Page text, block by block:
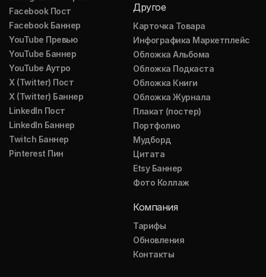
Facebook Пост
Facebook Баннер
YouTube Превью
YouTube Баннер
YouTube Аутро
X (Twitter) Пост
X (Twitter) Баннер
LinkedIn Пост
LinkedIn Баннер
Twitch Баннер
Pinterest Пин
Другое
Карточка Товара
Инфографика Маркетплейс
Обложка Альбома
Обложка Подкаста
Обложка Книги
Обложка Журнала
Плакат (постер)
Портфолио
Мудборд
Цитата
Etsy Баннер
Фото Коллаж
Компания
Тарифы
Обновления
Контакты